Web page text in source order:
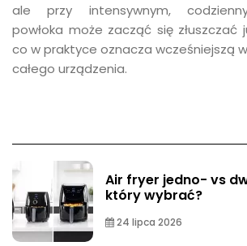
ale przy intensywnym,
powłoka może zacząć się złuszczać
co w praktyce oznacza wcześniejszą
całego urządzenia.
Air fryer jedno- vs
który wybrać?
24 lipca 2026